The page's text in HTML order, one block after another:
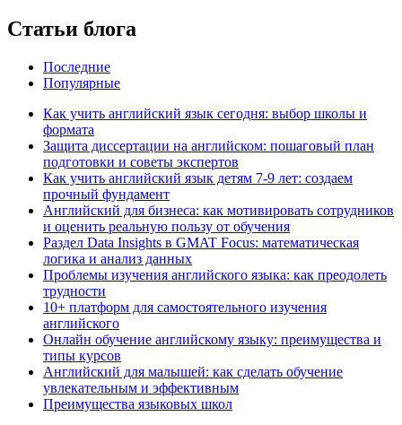
Статьи блога
Последние
Популярные
Как учить английский язык сегодня: выбор школы и
формата
Защита диссертации на английском: пошаговый план
подготовки и советы экспертов
Как учить английский язык детям 7-9 лет: создаем
прочный фундамент
Английский для бизнеса: как мотивировать сотрудников
и оценить реальную пользу от обучения
Раздел Data Insights в GMAT Focus: математическая
логика и анализ данных
Проблемы изучения английского языка: как преодолеть
трудности
10+ платформ для самостоятельного изучения
английского
Онлайн обучение английскому языку: преимущества и
типы курсов
Английский для малышей: как сделать обучение
увлекательным и эффективным
Преимущества языковых школ